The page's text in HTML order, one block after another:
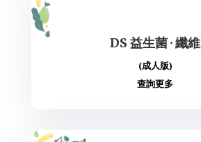
DS 益生菌 · 纖維
(成人版)
查詢更多